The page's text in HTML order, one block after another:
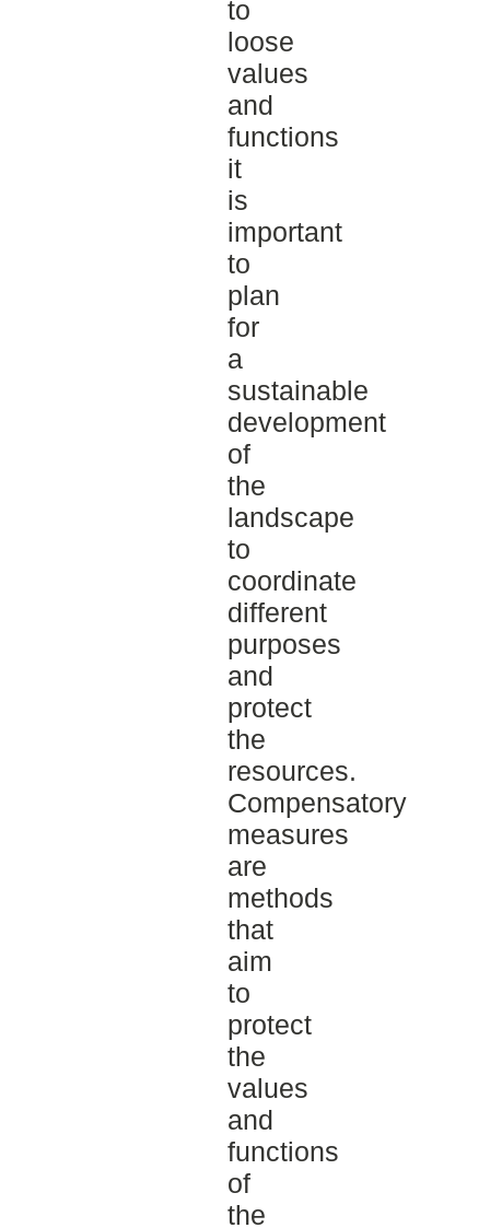
to
loose
values
and
functions
it
is
important
to
plan
for
a
sustainable
development
of
the
landscape
to
coordinate
different
purposes
and
protect
the
resources.
Compensatory
measures
are
methods
that
aim
to
protect
the
values
and
functions
of
the